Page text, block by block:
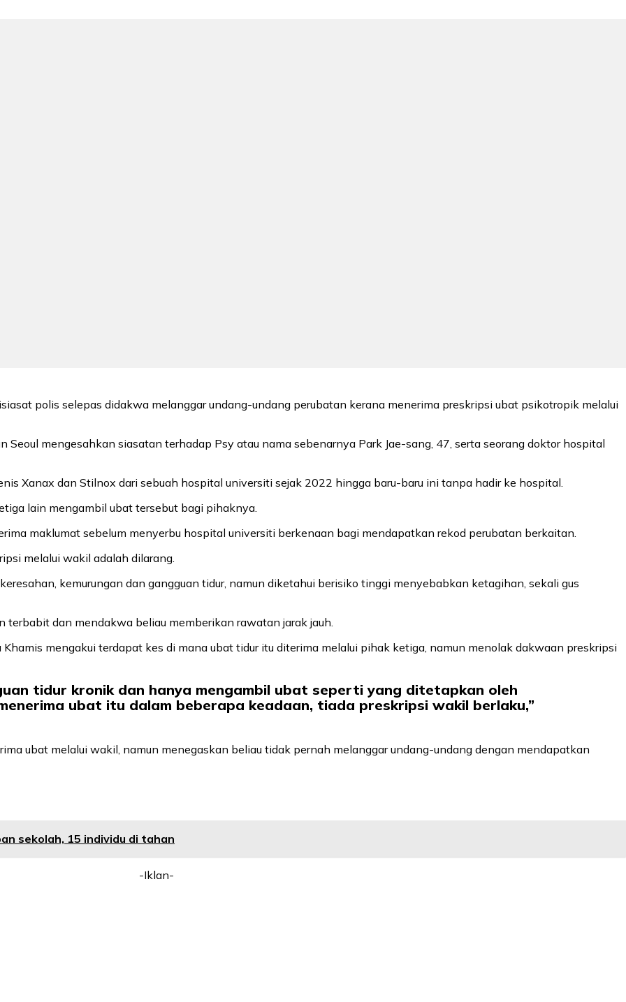
polis selepas didakwa melanggar undang-undang perubatan kerana menerima preskripsi ubat psikotropik melalui
Seoul mengesahkan siasatan terhadap Psy atau nama sebenarnya Park Jae-sang, 47, serta seorang doktor hospital
Xanax dan Stilnox dari sebuah hospital universiti sejak 2022 hingga baru-baru ini tanpa hadir ke hospital.
lain mengambil ubat tersebut bagi pihaknya.
maklumat sebelum menyerbu hospital universiti berkenaan bagi mendapatkan rekod perubatan berkaitan.
melalui wakil adalah dilarang.
kemurungan dan gangguan tidur, namun diketahui berisiko tinggi menyebabkan ketagihan, sekali gus
dan mendakwa beliau memberikan rawatan jarak jauh.
mengakui terdapat kes di mana ubat tidur itu diterima melalui pihak ketiga, namun menolak dakwaan preskripsi
tidur kronik dan hanya mengambil ubat seperti yang ditetapkan oleh
ubat itu dalam beberapa keadaan, tiada preskripsi wakil berlaku,”
ubat melalui wakil, namun menegaskan beliau tidak pernah melanggar undang-undang dengan mendapatkan
sekolah, 15 individu di tahan
-Iklan-